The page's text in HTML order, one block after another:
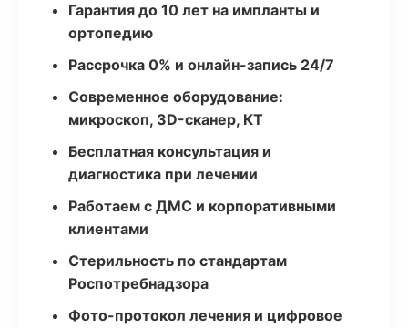
Гарантия до 10 лет на импланты и
ортопедию
Рассрочка 0% и онлайн-запись 24/7
Современное оборудование:
микроскоп, 3D-сканер, КТ
Бесплатная консультация и
диагностика при лечении
Работаем с ДМС и корпоративными
клиентами
Стерильность по стандартам
Роспотребнадзора
Фото-протокол лечения и цифровое